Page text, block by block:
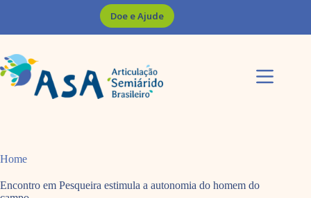
Doe e Ajude
Home
Encontro em Pesqueira estimula a autonomia do homem do